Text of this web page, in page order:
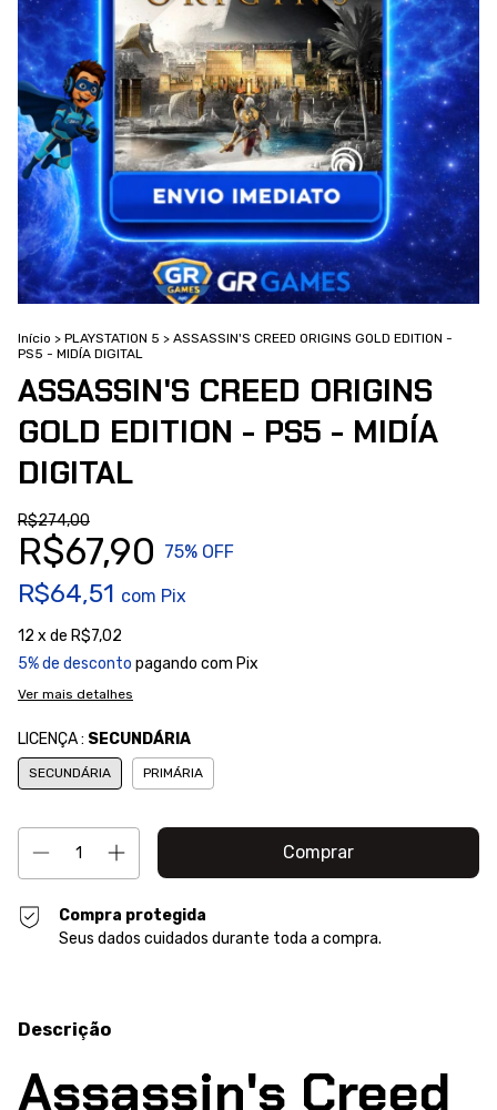
Início > PLAYSTATION 5 > ASSASSIN'S CREED ORIGINS GOLD EDITION -
PS5 - MIDÍA DIGITAL
ASSASSIN'S CREED ORIGINS
GOLD EDITION - PS5 - MIDÍA
DIGITAL
R$274,00
R$67,90 75% OFF
R$64,51 com Pix
12 x de R$7,02
5% de desconto pagando com Pix
Ver mais detalhes
LICENÇA : SECUNDÁRIA
SECUNDÁRIA PRIMÁRIA
Compra protegida
Seus dados cuidados durante toda a compra.
Descrição
Assassin's Creed